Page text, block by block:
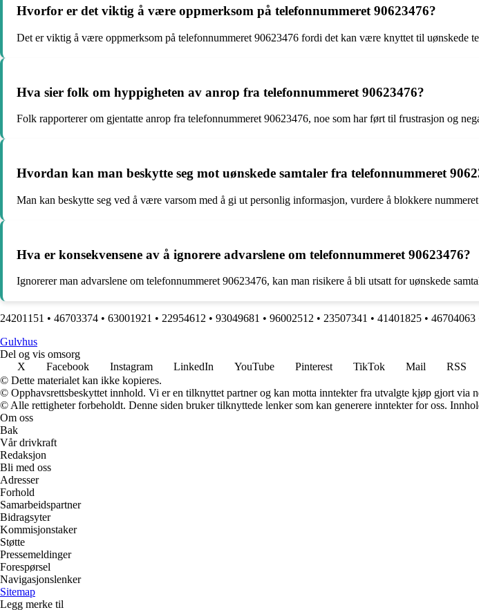
Hvorfor er det viktig å være oppmerksom på telefonnummeret 90623476?
Det er viktig å være oppmerksom på telefonnummeret 90623476 fordi det kan være knyttet til uønskede
Hva sier folk om hyppigheten av anrop fra telefonnummeret 90623476?
Folk rapporterer om gjentatte anrop fra telefonnummeret 90623476, noe som har ført til frustrasjon og
Hvordan kan man beskytte seg mot uønskede samtaler fra telefonnummeret
Man kan beskytte seg ved å være varsom med å gi ut personlig informasjon, vurdere å blokkere
Hva er konsekvensene av å ignorere advarslene om telefonnummeret 90623476?
Ignorerer man advarslene om telefonnummeret 90623476, kan man risikere å bli utsatt for uønskede
24201151 • 46703374 • 63001921 • 22954612 • 93049681 • 96002512 • 23507341 • 41401825 • 46704063
Gulvhus
Del og vis omsorg
X
Facebook Instagram LinkedIn YouTube Pinterest TikTok Mail
RSS
© Dette materialet kan ikke kopieres.
© Opphavsrettsbeskyttet innhold. Vi er en tilknyttet partner og kan motta inntekter fra utvalgte kjøp gjort via
© Alle rettigheter forbeholdt. Denne siden bruker tilknyttede lenker som kan generere inntekter for oss.
Om oss
Bak
Vår drivkraft
Redaksjon
Bli med oss
Adresser
Forhold
Samarbeidspartner
Bidragsyter
Kommisjonstaker
Støtte
Pressemeldinger
Forespørsel
Navigasjonslenker
Sitemap
Legg merke til